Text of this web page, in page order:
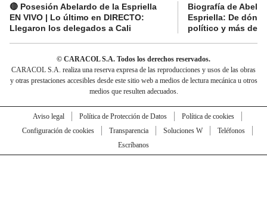
🔴 Posesión Abelardo de la Espriella
EN VIVO | Lo último en DIRECTO:
Llegaron los delegados a Cali
Biografía de
Espriella: De
político y más del
© CARACOL S.A. Todos los derechos reservados.
CARACOL S.A. realiza una reserva expresa de las reproducciones y usos de las obras
y otras prestaciones accesibles desde este sitio web a medios de lectura mecánica u otros
medios que resulten adecuados.
Aviso legal Política de Protección de Datos
Política de cookies
Configuración de cookies
Transparencia Soluciones W
Teléfonos
Escríbanos